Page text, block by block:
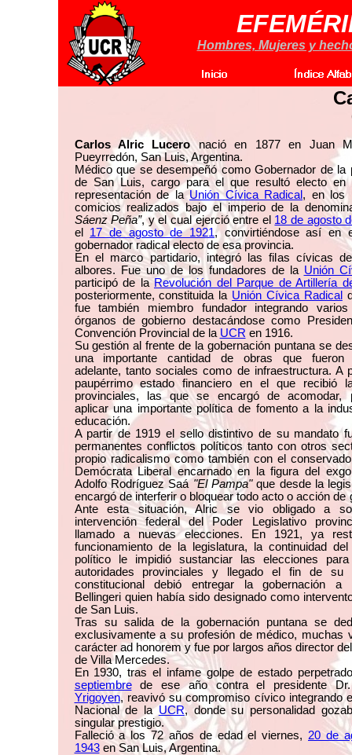
Hombres, Mujeres y
Carlos Alric Luceronació en 1877 en Juan
Pueyrredón, San Luis, Argentina.
Médico que se desempeñó como Gobernador de la
de San Luis, cargo para el que resultó electo en
representación de laUnión Cívica Radical , en los
comicios realizados bajo el imperio de la
Sáenz Peña”, y el cual ejerció entre el 18 de agosto
el 17 de agosto de 1921, convirtiéndose así en
gobernador radical electo de esa provincia.
En el marco partidario, integró las filas cívicas
albores. Fue uno de los fundadores de la Unión
participó de laRevolución del Parque de Artillería
posteriormente, constituida la Unión Cívica Radical
fue también miembro fundador integrando
órganos de gobierno destacándose como
Convención Provincial de la UCR en 1916.
Su gestión al frente de la gobernación puntana se
una importante cantidad de obras que fueron
adelante, tanto sociales como de infraestructura. A
paupérrimo estado financiero en el que recibió
provinciales, las que se encargó de acomodar,
aplicar una importante política de fomento a la
educación.
A partir de 1919 el sello distintivo de su mandato
permanentes conflictos políticos tanto con otros
propio radicalismo como también con el
Demócrata Liberal encarnado en la figura del
Adolfo Rodríguez Saá "El Pampa"que desde la
encargó de interferir o bloquear todo acto o acción de
Ante esta situación, Alric se vio obligado a
intervención federal del Poder Legislativo
llamado a nuevas elecciones. En 1921, ya
funcionamiento de la legislatura, la continuidad del
político le impidió sustanciar las elecciones
autoridades provinciales y llegado el fin de su
constitucional debió entregar la gobernación a
Bellingeri quien había sido designado como
de San Luis.
Tras su salida de la gobernación puntana se
exclusivamente a su profesión de médico, muchas
carácter ad honorem y fue por largos años director
de Villa Mercedes.
En 1930, tras el infame golpe de estado
septiembrede ese año contra el presidente
Yrigoyen, reavivó su compromiso cívico integrando
Nacional de laUCR, donde su personalidad
singular prestigio.
Falleció a los 72 años de edad el viernes, 20 de
1943en San Luis, Argentina.